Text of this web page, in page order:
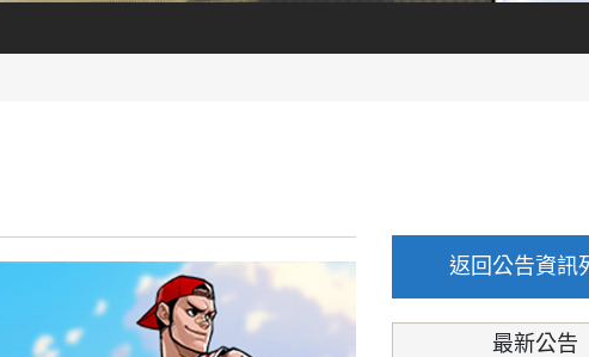
返回公告資訊
最新公告